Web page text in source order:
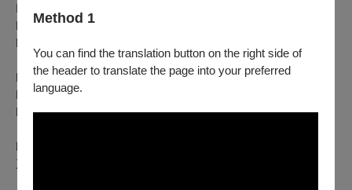
Method 1
You can find the translation button on the right side of
the header to translate the page into your preferred
language.
Ich stand in dunklen Träumen, No.1 我站在黑暗的夢裡 Die
Liebe saß als Nachtigall, No.3愛情化作夜鶯
Der Mond kommt still gegangen, No.4 月光悄悄來臨
Debussy: Beau soir 德布希：美麗的傍晚
Faure: Notre Amour 佛瑞：我們的愛
Liszt: Oh! Quand je dors 李斯特：啊！當我沉睡時
R. Quilter: Three Shakespeare Songs, Op.6
三首莎士比亞之歌，作品6